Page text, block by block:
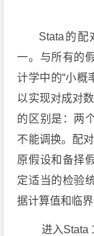
Stata的配
一。与所有的
计学中的“小概
以实现对成对
的区别是：两
不能调换。配
原假设和备择
定适当的检验
据计算值和临
进入Stata